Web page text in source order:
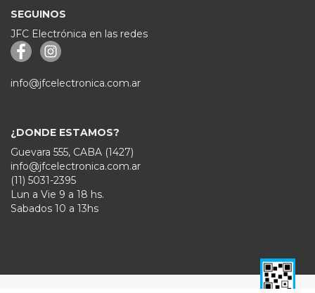
SEGUINOS
JFC Electrónica en las redes
info@jfcelectronica.com.ar
¿DONDE ESTAMOS?
Guevara 555, CABA (1427)
info@jfcelectronica.com.ar
(11) 5031-2395
Lun a Vie 9 a 18 hs.
Sabados 10 a 13hs